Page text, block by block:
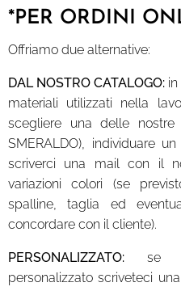
*PER ORDINI
Offriamo due alternative:
DAL NOSTRO CATALOGO:
materiali utilizzati nella
scegliere una delle nostre
SMERALDO), individuare
scriverci una mail con il
variazioni colori (se
spalline, taglia ed
concordare con il cliente).
PERSONALIZZATO: se
personalizzato scriveteci